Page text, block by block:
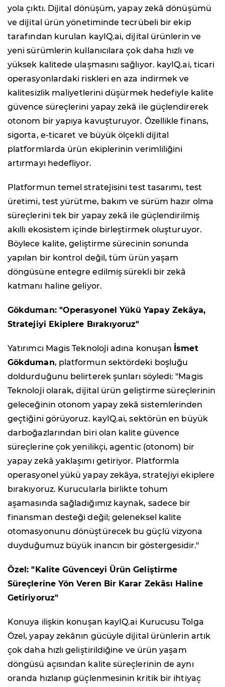
yola çıktı. Dijital dönüşüm, yapay zekâ dönüşümü
ve dijital ürün yönetiminde tecrübeli bir ekip
tarafından kurulan kayIQ.ai, dijital ürünlerin ve
yeni sürümlerin kullanıcılara çok daha hızlı ve
yüksek kalitede ulaşmasını sağlıyor. kayIQ.ai, ticari
operasyonlardaki riskleri en aza indirmek ve
kalitesizlik maliyetlerini düşürmek hedefiyle kalite
güvence süreçlerini yapay zekâ ile güçlendirerek
otonom bir yapıya kavuşturuyor. Özellikle finans,
sigorta, e-ticaret ve büyük ölçekli dijital
platformlarda ürün ekiplerinin verimliliğini
artırmayı hedefliyor.
Platformun temel stratejisini test tasarımı, test
üretimi, test yürütme, bakım ve sürüm hazır olma
süreçlerini tek bir yapay zekâ ile güçlendirilmiş
akıllı ekosistem içinde birleştirmek oluşturuyor.
Böylece kalite, geliştirme sürecinin sonunda
yapılan bir kontrol değil, tüm ürün yaşam
döngüsüne entegre edilmiş sürekli bir zekâ
katmanı haline geliyor.
Gökduman: "Operasyonel Yükü Yapay Zekâya,
Stratejiyi Ekiplere Bırakıyoruz"
Yatırımcı Magis Teknoloji adına konuşan İsmet
Gökduman, platformun sektördeki boşluğu
doldurduğunu belirterek şunları söyledi: "Magis
Teknoloji olarak, dijital ürün geliştirme süreçlerinin
geleceğinin otonom yapay zekâ sistemlerinden
geçtiğini görüyoruz. kayIQ.ai, sektörün en büyük
darboğazlarından biri olan kalite güvence
süreçlerine çok yenilikçi, agentic (otonom) bir
yapay zekâ yaklaşımı getiriyor. Platformla
operasyonel yükü yapay zekâya, stratejiyi ekiplere
bırakıyoruz. Kurucularla birlikte tohum
aşamasında sağladığımız kaynak, sadece bir
finansman desteği değil; geleneksel kalite
otomasyonunu dönüştürecek bu güçlü vizyona
duyduğumuz büyük inancın bir göstergesidir."
Özel: "Kalite Güvenceyi Ürün Geliştirme
Süreçlerine Yön Veren Bir Karar Zekâsı Haline
Getiriyoruz"
Konuya ilişkin konuşan kayIQ.ai Kurucusu Tolga
Özel, yapay zekânın gücüyle dijital ürünlerin artık
çok daha hızlı geliştirildiğine ve ürün yaşam
döngüsü açısından kalite süreçlerinin de aynı
oranda hızlanıp güçlenmesinin kritik bir ihtiyaç